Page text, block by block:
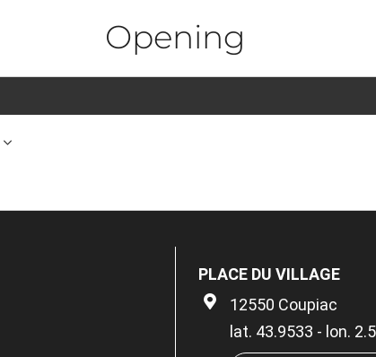
Opening
PLACE DU VILLAGE
12550 Coupiac
lat. 43.9533 - lon.